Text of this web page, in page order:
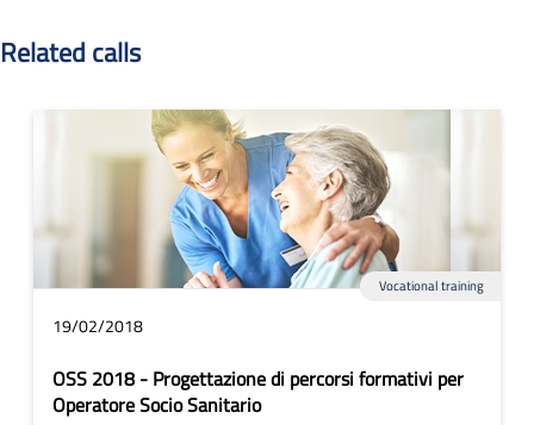
Related calls
Vocational training
19/02/2018
OSS 2018 - Progettazione di percorsi formativi per
Operatore Socio Sanitario